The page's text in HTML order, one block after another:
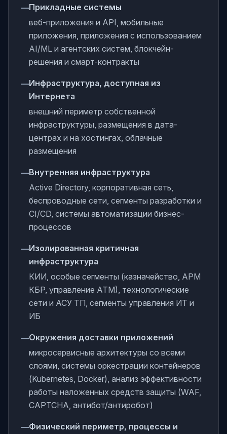
—Прикладные системы
веб-приложения и API, мобильные
приложения, приложения с использованием
AI/ML и агентских систем, блокчейн-
решения и смарт-контракты
—Инфраструктура, доступная из
Интернета
внешний периметр собственной
инфраструктуры, размещения в дата-
центрах и на хостингах, облачные
размещения
—Внутренняя инфраструктура
Active Directory, корпоративная сеть,
беспроводные сети, сегменты разработки и
CI/CD, системы автоматизации бизнес-
процессов
—Изолированная критичная
инфраструктура
КИИ, особые сегменты (казначейство, АРМ
КБР, управление АТМ), технологические
сети и АСУ ТП, сегменты управления ИТ и
ИБ
—Окружения доставки приложений
микросервисные архитектуры со всеми
слоями, системы оркестрации контейнеров
(Kubernetes, Docker), анализ эффективности
работы наложенных средств защиты (WAF,
CAPTCHA, антибот/антиробот)
—Физический периметр, процессы и